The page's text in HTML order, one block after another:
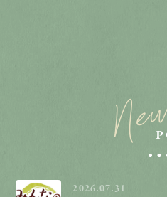
2026.07.31